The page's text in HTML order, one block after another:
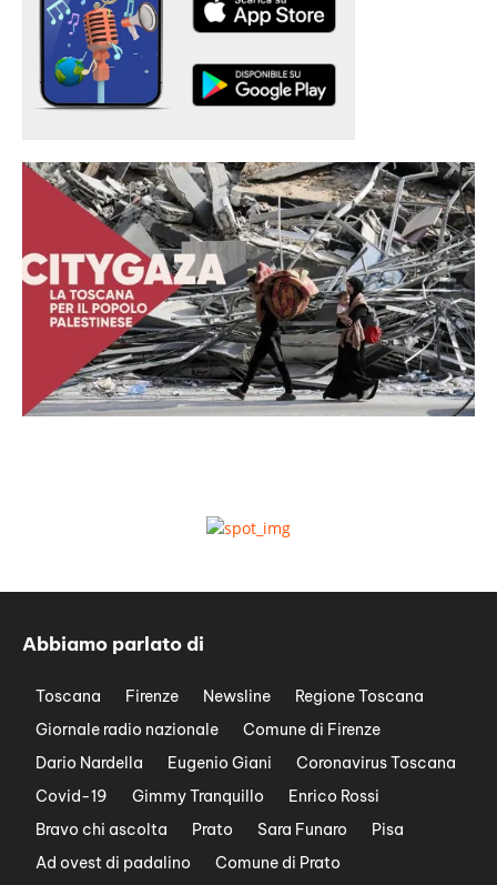
Abbiamo parlato di
Toscana Firenze Newsline
Regione Toscana
Giornale radio nazionale
Comune di Firenze
Dario Nardella
Eugenio Giani
Coronavirus Toscana
Covid-19
Gimmy Tranquillo
Enrico Rossi
Bravo chi ascolta
Prato Sara Funaro
Pisa
Ad ovest di padalino
Comune di Prato